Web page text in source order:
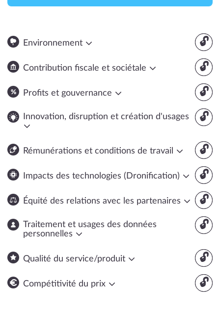
🔓
Environnement
🔓
Contribution fiscale et sociétale
🔓
Profits et gouvernance
🔓
Innovation, disruption et création d'usages
🔓
Rémunérations et conditions de travail
🔓
Impacts des technologies (Dronification)
🔓
Équité des relations avec les partenaires
🔓
Traitement et usages des données
personnelles
🔓
Qualité du service/produit
🔓
Compétitivité du prix